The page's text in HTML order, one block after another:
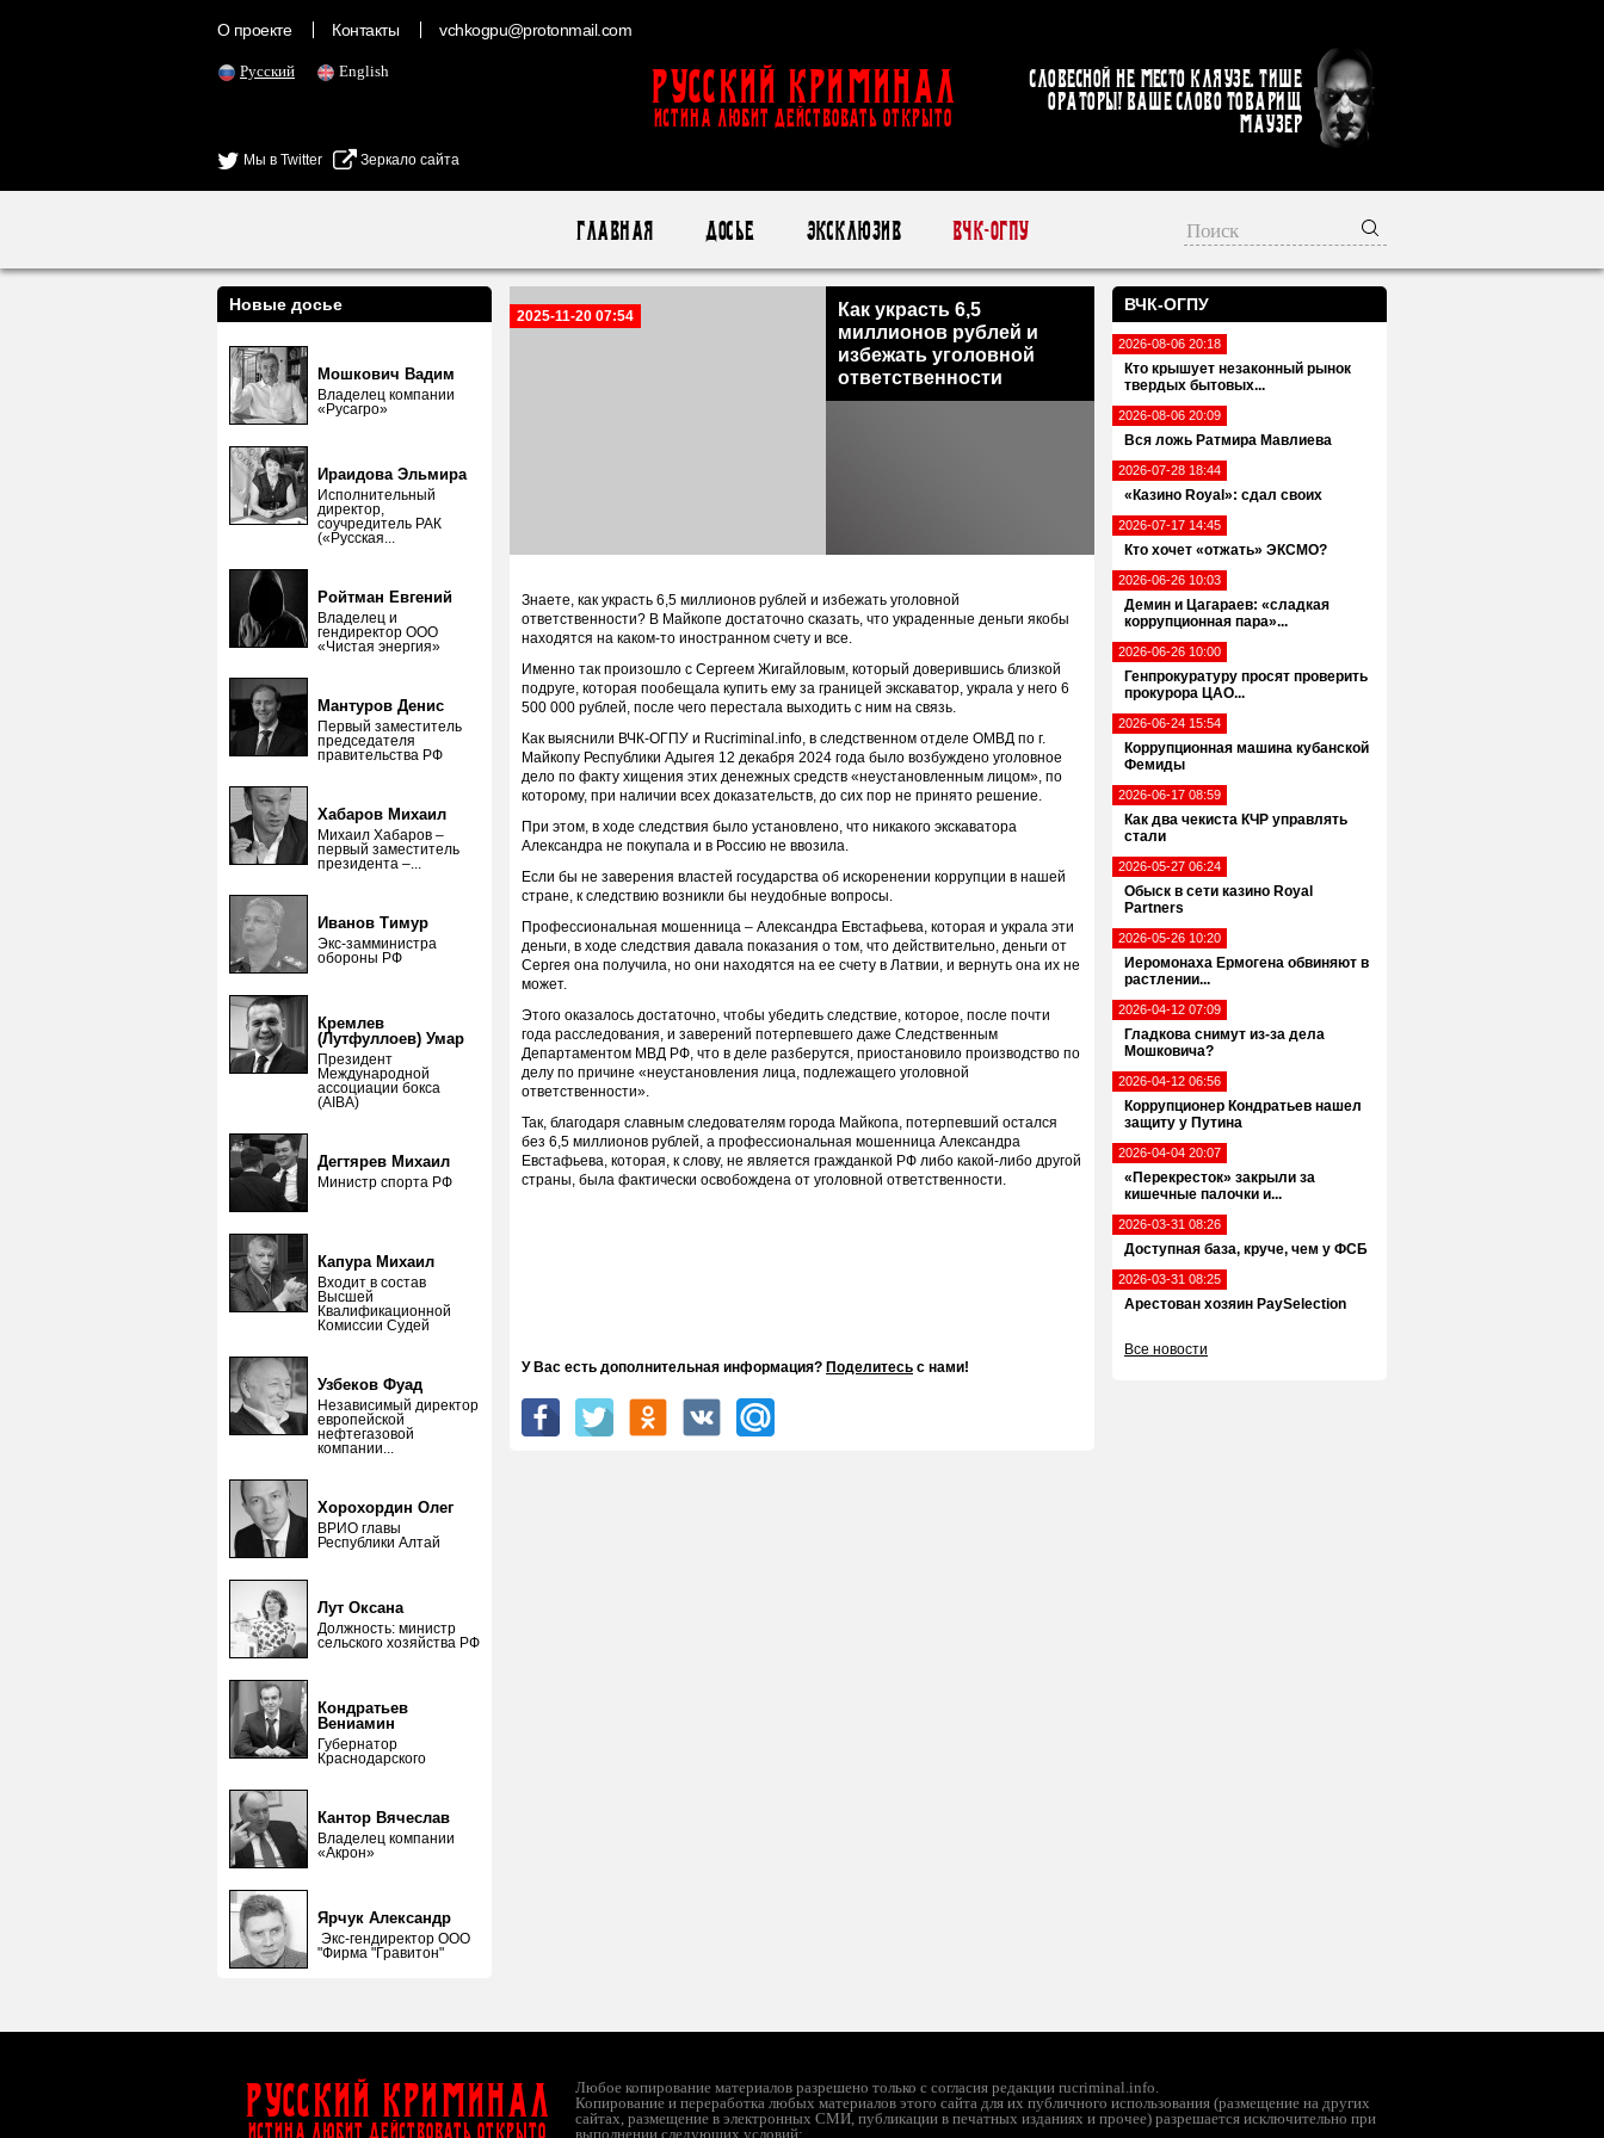
О проекте Контакты vchkogpu@protonmail.com
Русский English
Мы в Twitter Зеркало сайта
Русский Криминал
ИСТИНА ЛЮБИТ ДЕЙСТВОВАТЬ ОТКРЫТО
Словесной не место кляузе. Тише
ораторы! Ваше слово товарищ
Маузер
Главная Досье Эксклюзив ВЧК-ОГПУ
ВЧК-ОГПУ
2026-08-06 20:18
Кто крышует незаконный рынок
твердых бытовых...
2026-08-06 20:09
Вся ложь Ратмира Мавлиева
2026-07-28 18:44
«Казино Royal»: сдал своих
2026-07-17 14:45
Кто хочет «отжать» ЭКСМО?
2026-06-26 10:03
Демин и Цагараев: «сладкая
коррупционная пара»...
2026-06-26 10:00
Генпрокуратуру просят проверить
прокурора ЦАО...
2026-06-24 15:54
Коррупционная машина кубанской
Фемиды
2026-06-17 08:59
Как два чекиста КЧР управлять
стали
2026-05-27 06:24
Обыск в сети казино Royal
Partners
2026-05-26 10:20
Иеромонаха Ермогена обвиняют в
растлении...
2026-04-12 07:09
Гладкова снимут из-за дела
Мошковича?
2026-04-12 06:56
Коррупционер Кондратьев нашел
защиту у Путина
2026-04-04 20:07
«Перекресток» закрыли за
кишечные палочки и...
2026-03-31 08:26
Доступная база, круче, чем у ФСБ
2026-03-31 08:25
Арестован хозяин PaySelection
Все новости
Новые досье
Мошкович Вадим
Владелец компании
«Русагро»
Ираидова Эльмира
Исполнительный
директор,
соучредитель РАК
(«Русская...
Ройтман Евгений
Владелец и
гендиректор ООО
«Чистая энергия»
Мантуров Денис
Первый заместитель
председателя
правительства РФ
Хабаров Михаил
Михаил Хабаров –
первый заместитель
президента –...
Иванов Тимур
Экс-замминистра
обороны РФ
Кремлев
(Лутфуллоев) Умар
Президент
Международной
ассоциации бокса
(AIBA)
Дегтярев Михаил
Министр спорта РФ
Капура Михаил
Входит в состав
Высшей
Квалификационной
Комиссии Судей
Узбеков Фуад
Независимый директор
европейской
нефтегазовой
компании...
Хорохордин Олег
ВРИО главы
Республики Алтай
Лут Оксана
Должность: министр
сельского хозяйства РФ
Кондратьев
Вениамин
Губернатор
Краснодарского
Кантор Вячеслав
Владелец компании
«Акрон»
Ярчук Александр
Экс-гендиректор ООО
"Фирма "Гравитон"
2025-11-20 07:54
Как украсть 6,5
миллионов рублей и
избежать уголовной
ответственности
Знаете, как украсть 6,5 миллионов рублей и избежать уголовной
ответственности? В Майкопе достаточно сказать, что украденные деньги якобы
находятся на каком-то иностранном счету и все.
Именно так произошло с Сергеем Жигайловым, который доверившись близкой
подруге, которая пообещала купить ему за границей экскаватор, украла у него 6
500 000 рублей, после чего перестала выходить с ним на связь.
Как выяснили ВЧК-ОГПУ и Rucriminal.info, в следственном отделе ОМВД по г.
Майкопу Республики Адыгея 12 декабря 2024 года было возбуждено уголовное
дело по факту хищения этих денежных средств «неустановленным лицом», по
которому, при наличии всех доказательств, до сих пор не принято решение.
При этом, в ходе следствия было установлено, что никакого экскаватора
Александра не покупала и в Россию не ввозила.
Если бы не заверения властей государства об искоренении коррупции в нашей
стране, к следствию возникли бы неудобные вопросы.
Профессиональная мошенница – Александра Евстафьева, которая и украла эти
деньги, в ходе следствия давала показания о том, что действительно, деньги от
Сергея она получила, но они находятся на ее счету в Латвии, и вернуть она их не
может.
Этого оказалось достаточно, чтобы убедить следствие, которое, после почти
года расследования, и заверений потерпевшего даже Следственным
Департаментом МВД РФ, что в деле разберутся, приостановило производство по
делу по причине «неустановления лица, подлежащего уголовной
ответственности».
Так, благодаря славным следователям города Майкопа, потерпевший остался
без 6,5 миллионов рублей, а профессиональная мошенница Александра
Евстафьева, которая, к слову, не является гражданкой РФ либо какой-либо другой
страны, была фактически освобождена от уголовной ответственности.
У Вас есть дополнительная информация? Поделитесь с нами!
Русский Криминал
ИСТИНА ЛЮБИТ ДЕЙСТВОВАТЬ ОТКРЫТО
Любое копирование материалов разрешено только с согласия редакции rucriminal.info.
Копирование и переработка любых материалов этого сайта для их публичного использования (размещение на других
сайтах, размещение в электронных СМИ, публикации в печатных изданиях и прочее) разрешается исключительно при
выполнении следующих условий: